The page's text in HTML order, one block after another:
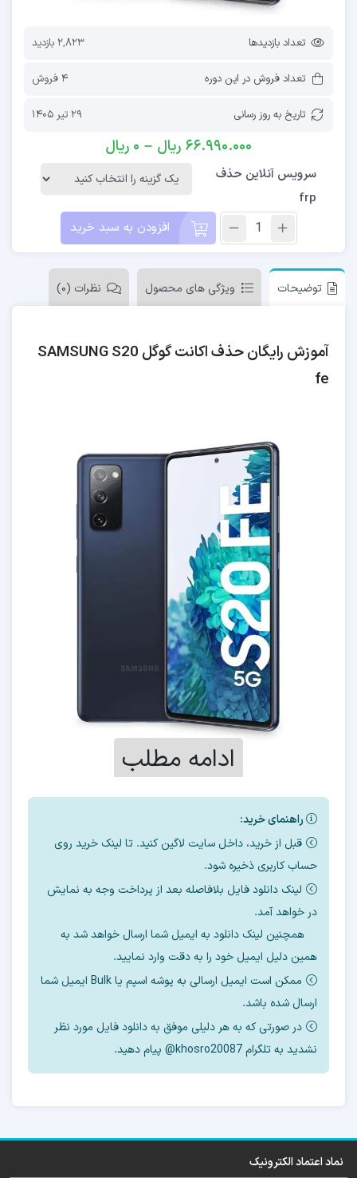
تعداد بازدیدها 2,823 بازدید
تعداد فروش در این دوره 4 فروش
تاریخ به روز رسانی 29 تیر 1405
66.990.000 ریال –
0 ریال
سرویس آنلاین حذف
frp
افزودن به سبد خرید
توضیحات ویژگی های محصول نظرات (0)
آموزش رایگان حذف اکانت گوگل SAMSUNG S20
fe
آموزش رایگان حذف FRP
سامسونگ G780f
در اینجا چند روش برای حذف
ابزارهای مختلف آموزش میدهیم.
اگر دانش فنی استفاده از ابزار ها را ندارید پیشنهاد
میکنیم
برای حذفfrpازسرور آنلاینما استفاده کنید.
آنلاینfrpمتفاوت میباشد.
ادامه مطلب
راهنمای خرید:
قبل از خرید، داخل سایت لاگین کنید. تا لینک خرید روی
حساب کاربری ذخیره شود.
لینک دانلود فایل بلافاصله بعد از پرداخت وجه به نمایش
در خواهد آمد.
همچنین لینک دانلود به ایمیل شما ارسال خواهد شد به
همین دلیل ایمیل خود را به دقت وارد نمایید.
ممکن است ایمیل ارسالی به پوشه اسپم یا Bulk ایمیل شما
ارسال شده باشد.
در صورتی که به هر دلیلی موفق به دانلود فایل مورد نظر
نشدید به تلگرام khosro20087@ پیام دهید.
نماد اعتماد الکترونیک